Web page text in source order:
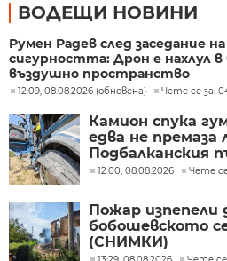
ВОДЕЩИ НОВИНИ
Румен Радев след заседание
сигурността: Дрон е нахлул в
въздушно пространство
12:09, 08.08.2026 (обновена) Чете се за:
Камион спука
едва не премаза
Подбалканския
12:00, 08.08.2026 Чете
Пожар изпепели
бобошевското
(СНИМКИ)